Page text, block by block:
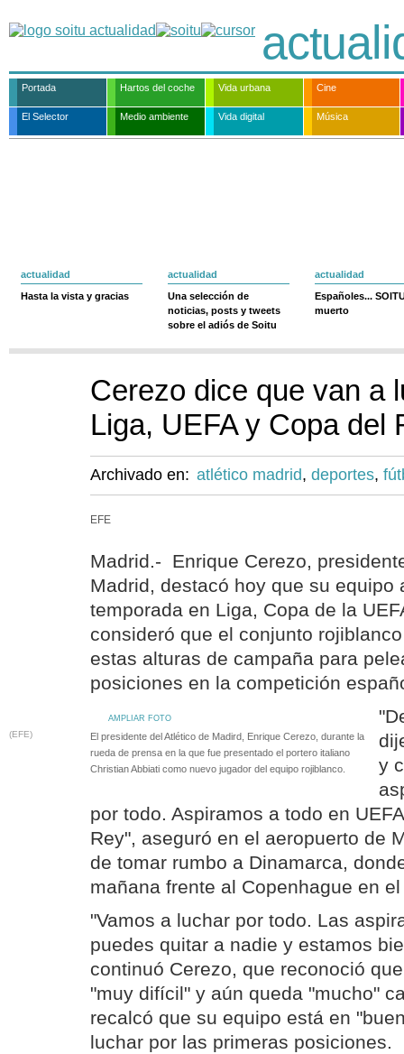
Portada Hartos del coche Vida urbana Cine
El Selector Medio ambiente Vida digital Música
actualidad
Hasta la vista y gracias
actualidad
Una selección de
noticias, posts y tweets
sobre el adiós de Soitu
actualidad
Españoles...
muerto
Cerezo dice que van a
Liga, UEFA y Copa del
Archivado en: atlético madrid, deportes,
EFE
Madrid.- Enrique Cerezo,
Madrid, destacó hoy que su equipo
temporada en Liga, Copa de la
consideró que el conjunto
estas alturas de campaña para
posiciones en la competición
AMPLIAR FOTO
(EFE)
El presidente del Atlético de Madird, Enrique Cerezo, durante la
rueda de prensa en la que fue presentado el portero italiano
Christian Abbiati como nuevo jugador del equipo rojiblanco.
y
por todo. Aspiramos a todo en
Rey", aseguró en el aeropuerto de
de tomar rumbo a Dinamarca,
mañana frente al Copenhague en
"Vamos a luchar por todo. Las
puedes quitar a nadie y estamos
continuó Cerezo, que reconoció
"muy difícil" y aún queda "mucho"
recalcó que su equipo está en
luchar por las primeras posiciones.